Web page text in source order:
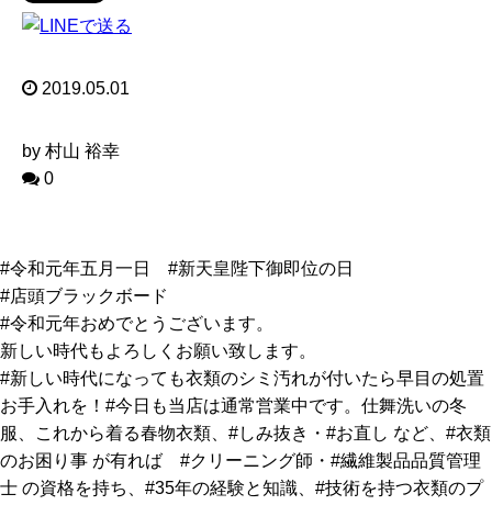
2019.05.01
by 村山 裕幸
0
#令和元年五月一日 #新天皇陛下御即位の日
#店頭ブラックボード
#令和元年おめでとうございます。
新しい時代もよろしくお願い致します。
#新しい時代になっても衣類のシミ汚れが付いたら早目の処置
お手入れを！#今日も当店は通常営業中です。仕舞洗いの冬
服、これから着る春物衣類、#しみ抜き・#お直し など、#衣類
のお困り事 が有れば #クリーニング師・#繊維製品品質管理
士 の資格を持ち、#35年の経験と知識、#技術を持つ衣類のプ